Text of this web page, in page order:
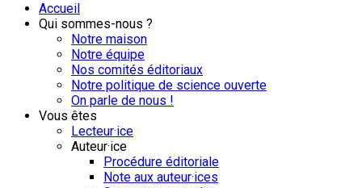
Accueil
Qui sommes-nous ?
Notre maison
Notre équipe
Nos comités éditoriaux
Notre politique de science ouverte
On parle de nous !
Vous êtes
Lecteur·ice
Auteur·ice
Procédure éditoriale
Note aux auteur·ices